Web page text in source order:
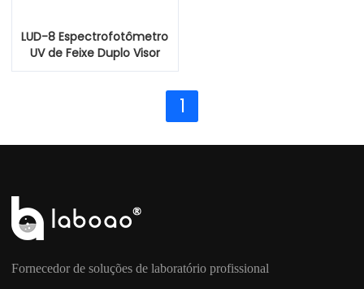
LUD-8 Espectrofotômetro
UV de Feixe Duplo Visor
1
Fornecedor de soluções de laboratório profissional